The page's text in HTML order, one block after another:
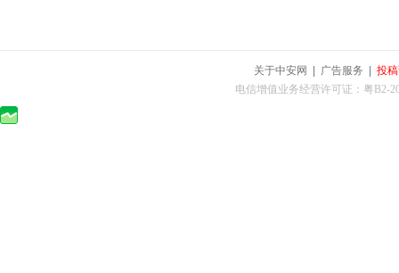
关于中安网 广告服务
投
电信增值业务经营许可证：粤